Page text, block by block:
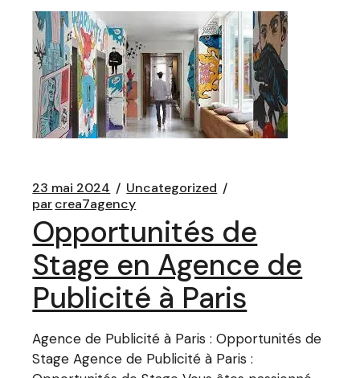
23 mai 2024
Uncategorized
parcrea7agency
Opportunités de
Stage en Agence de
Publicité à Paris
Agence de Publicité à Paris : Opportunités de
Stage Agence de Publicité à Paris :